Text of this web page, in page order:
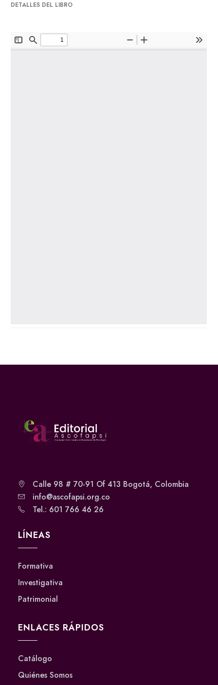
DETALLES DEL LIBRO
Calle 98 # 70-91 Of 413 Bogotá, Colombia
info@ascofapsi.org.co
Tel.: 601 766 46 26
LÍNEAS
Formativa
Investigativa
Patrimonial
ENLACES RÁPIDOS
Catálogo
Quiénes Somos